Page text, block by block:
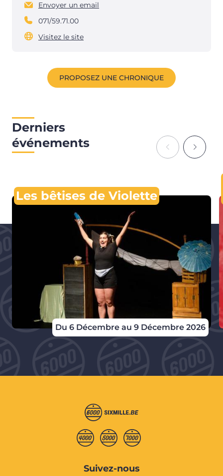
Envoyer un email
071/59.71.00
Visitez le site
PROPOSEZ UNE CHRONIQUE
Derniers
événements
Du 6 Décembre au 9 Décembre 2026
Les bêtises de Violette
Suivez-nous